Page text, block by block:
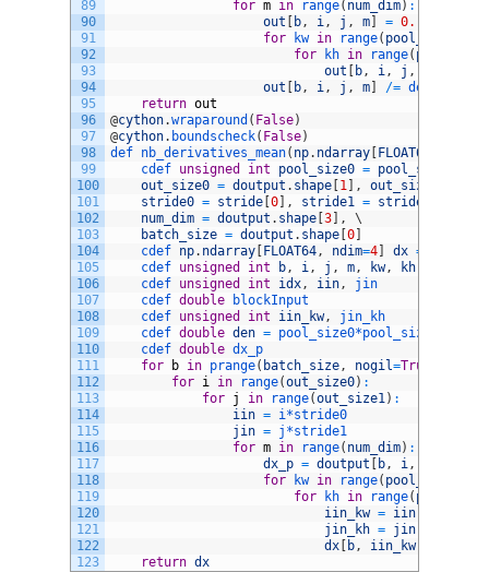
89
90
91
92
93
94
95
96
97
98
99
100
101
102
103
104
105
106
107
108
109
110
111
112
113
114
115
116
117
118
119
120
121
122
123
for m in range( num_dim) :
out
b, i, j , m = 0.
for
kw in range( pool_size0
for
kh in range(
out
b, i, j ,
out
b, i, j , m /= den
return out
@cython.wraparound ( False)
@cython. boundscheck( False)
def nb_derivatives_mean( np. ndarray FLOAT64
cdef unsigned int pool_size0 = pool_size
out_size0 = doutput . shape 1 , out_size1
stride0 = stride 0 , stride1 = stride
num_dim = doutput . shape 3 ,
\
batch_size = doutput . shape 0
cdef np. ndarray FLOAT64, ndim=4 dx =
cdef unsigned int b, i, j , m, kw, kh
cdef unsigned int idx, iin,
jin
cdef double
blockInput
cdef unsigned int iin_kw,
jin_kh
cdef double den = pool_size0*pool_size1
cdef double dx_p
for
b in prange( batch_size, nogil=True
for i in range(out_size0) :
for j in range(out_size1) :
iin = i*stride0
jin = j*stride1
for m in range( num_dim) :
dx_p = doutput b, i,
for
kw in range( pool_size0
for
kh in range(
iin_kw = iin
jin_kh = jin
dx
b, iin_kw,
return dx